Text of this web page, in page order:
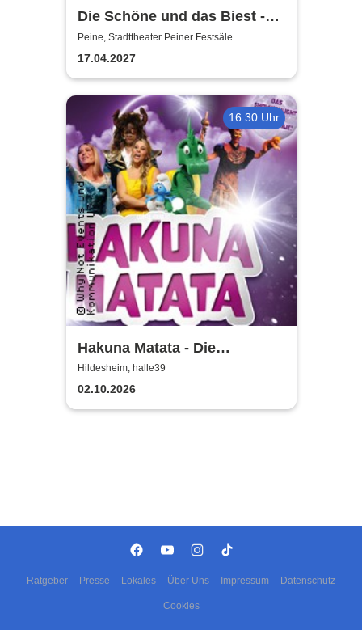
Die Schöne und das Biest -
das Musical | Theater Liberi
Peine, Stadttheater Peiner Festsäle
17.04.2027
16:30 Uhr
Hakuna Matata - Die
einzigartige große
Kindermusical-Gala
Hildesheim, halle39
02.10.2026
Ratgeber Presse Lokales Über Uns Impressum Datenschutz
Cookies